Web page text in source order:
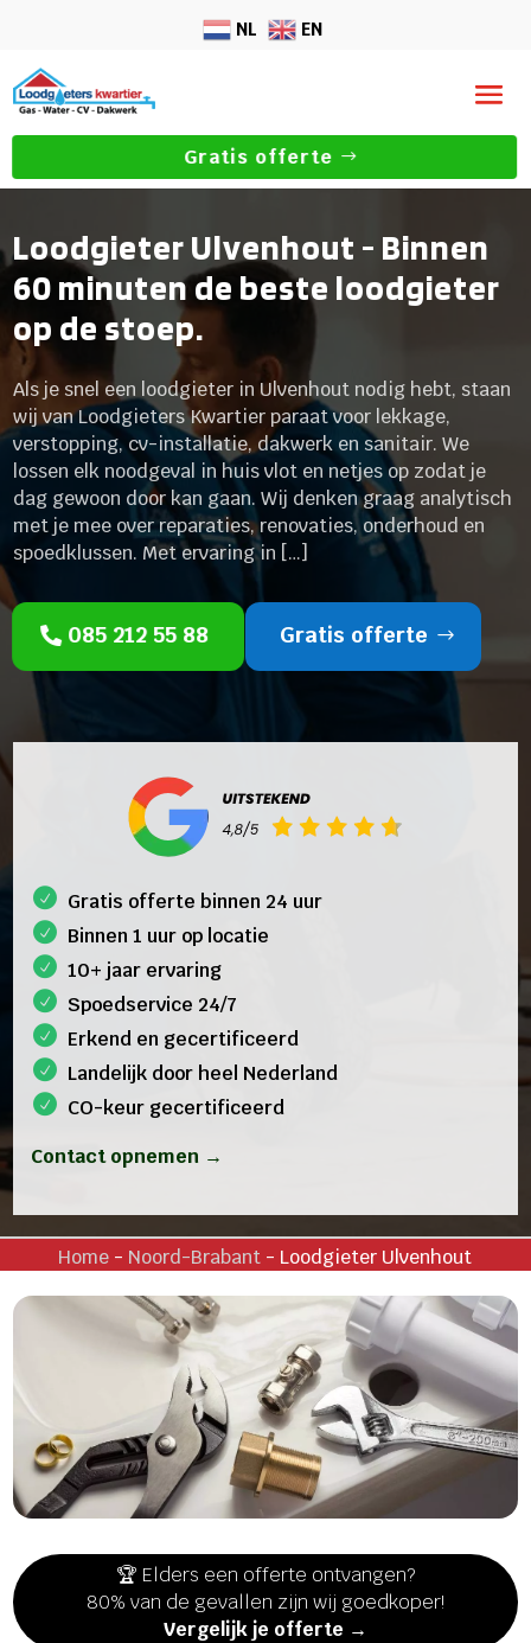
NL EN
Gratis offerte
Loodgieter Ulvenhout - Binnen
60 minuten de beste loodgieter
op de stoep.
Als je snel een loodgieter in Ulvenhout nodig hebt, staan
wij van Loodgieters Kwartier paraat voor lekkage,
verstopping, cv-installatie, dakwerk en sanitair. We
lossen elk noodgeval in huis vlot en netjes op zodat je
dag gewoon door kan gaan. Wij denken graag analytisch
met je mee over reparaties, renovaties, onderhoud en
spoedklussen. Met ervaring in […]
085 212 55 88 Gratis offerte
Gratis offerte binnen 24 uur
Binnen 1 uur op locatie
10+ jaar ervaring
Spoedservice 24/7
Erkend en gecertificeerd
Landelijk door heel Nederland
CO-keur gecertificeerd
Contact opnemen →
Home - Noord-Brabant - Loodgieter Ulvenhout
🏆 Elders een offerte ontvangen?
80% van de gevallen zijn wij goedkoper!
Vergelijk je offerte →